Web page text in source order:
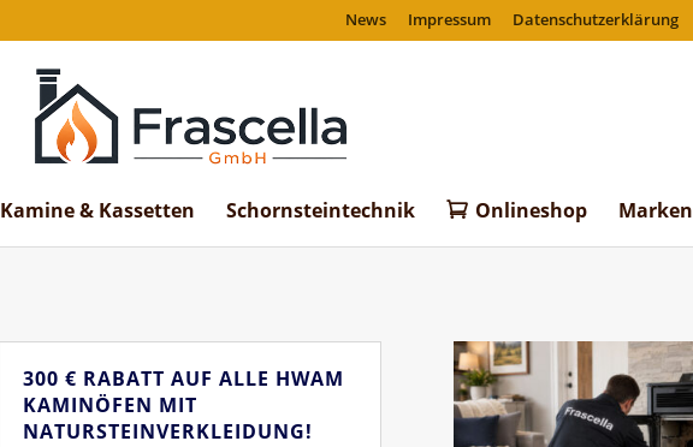
News Impressum Datenschutzerklärung
Kamine & Kassetten Schornsteintechnik Onlineshop Marken
300 € RABATT AUF ALLE HWAM
KAMINÖFEN MIT
NATURSTEINVERKLEIDUNG!